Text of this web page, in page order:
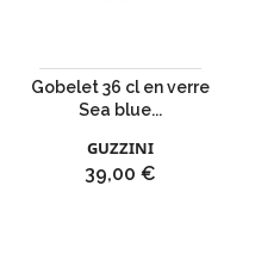
Gobelet 36 cl en verre
Sea blue...
GUZZINI
Prix
39,00 €